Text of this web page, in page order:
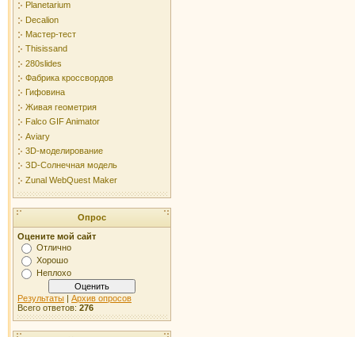
Planetarium
Decalion
Мастер-тест
Thisissand
280slides
Фабрика кроссвордов
Гифовина
Живая геометрия
Falco GIF Animator
Aviary
3D-моделирование
ЗD-Солнечная модель
Zunal WebQuest Maker
Опрос
Оцените мой сайт
Отлично
Хорошо
Неплохо
Результаты | Архив опросов
Всего ответов: 276